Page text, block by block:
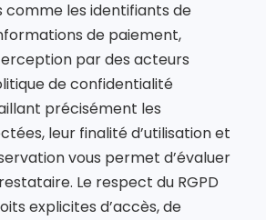
comme les identifiants de
de paiement,
par des acteurs
de confidentialité
précisément les
leur finalité d’utilisation et
vous permet d’évaluer
Le respect du RGPD
explicites d’accès, de